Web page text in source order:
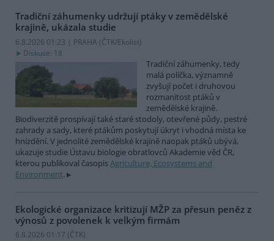
Tradiční záhumenky udržují ptáky v zemědělské
krajině, ukázala studie
6.8.2026 01:23 | PRAHA (ČTK/Ekolist)
Diskuse: 18
Tradiční záhumenky, tedy
malá políčka, významně
zvyšují počet i druhovou
rozmanitost ptáků v
zemědělské krajině.
Biodiverzitě prospívají také staré stodoly, otevřené půdy, pestré
zahrady a sady, které ptákům poskytují úkryt i vhodná místa ke
hnízdění. V jednolité zemědělské krajině naopak ptáků ubývá,
ukazuje studie Ústavu biologie obratlovců Akademie věd ČR,
kterou publikoval časopisAgriculture, Ecosystems and
Environment.
Ekologické organizace kritizují MŽP za přesun peněz z
výnosů z povolenek k velkým firmám
6.8.2026 01:17 (ČTK)